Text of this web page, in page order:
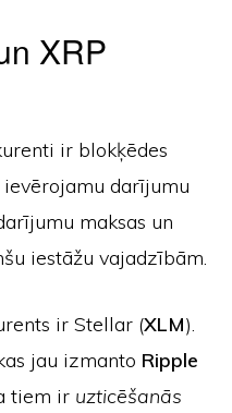
XRP
ir blokķēdes
darījumu
maksas un
iestāžu vajadzībām.
ir Stellar (XLM).
jau izmanto Ripple
tiem ir uzticēšanās